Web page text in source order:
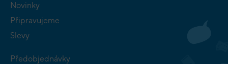
Novinky
Připravujeme
Slevy
Předobjednávky